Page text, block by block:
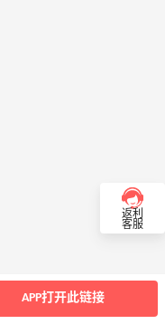
返利
客服
APP打开此链接